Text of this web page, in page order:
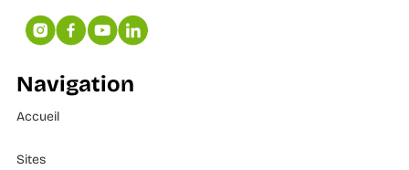
Navigation
Accueil
Sites